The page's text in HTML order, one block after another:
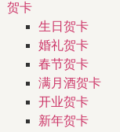
贺卡
生日贺卡
婚礼贺卡
春节贺卡
满月酒贺卡
开业贺卡
新年贺卡